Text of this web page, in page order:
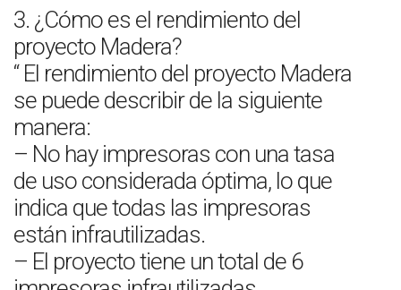
3. ¿Cómo es el rendimiento del
proyecto Madera?
“ El rendimiento del proyecto Madera
se puede describir de la siguiente
manera:
– No hay impresoras con una tasa
de uso considerada óptima, lo que
indica que todas las impresoras
están infrautilizadas.
– El proyecto tiene un total de 6